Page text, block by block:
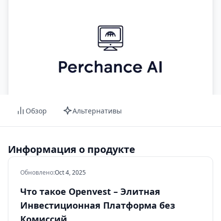
Обзор Альтернативы
Информация о продукте
Обновлено:Oct 4, 2025
Что такое Openvest – Элитная
Инвестиционная Платформа без